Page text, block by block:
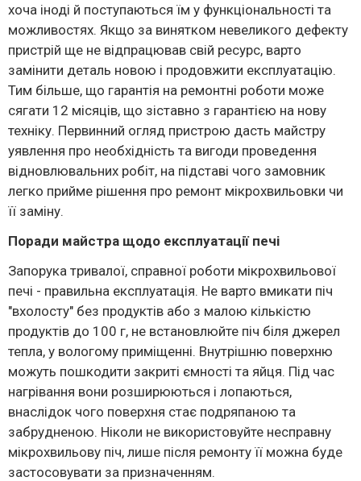
хоча іноді й поступаються їм у функціональності та
можливостях. Якщо за винятком невеликого дефекту
пристрій ще не відпрацював свій ресурс, варто
замінити деталь новою і продовжити експлуатацію.
Тим більше, що гарантія на ремонтні роботи може
сягати 12 місяців, що зіставно з гарантією на нову
техніку. Первинний огляд пристрою дасть майстру
уявлення про необхідність та вигоди проведення
відновлювальних робіт, на підставі чого замовник
легко прийме рішення про ремонт мікрохвильовки чи
її заміну.
Поради майстра щодо експлуатації печі
Запорука тривалої, справної роботи мікрохвильової
печі - правильна експлуатація. Не варто вмикати піч
"вхолосту" без продуктів або з малою кількістю
продуктів до 100 г, не встановлюйте піч біля джерел
тепла, у вологому приміщенні. Внутрішню поверхню
можуть пошкодити закриті ємності та яйця. Під час
нагрівання вони розширюються і лопаються,
внаслідок чого поверхня стає подряпаною та
забрудненою. Ніколи не використовуйте несправну
мікрохвильову піч, лише після ремонту її можна буде
застосовувати за призначенням.